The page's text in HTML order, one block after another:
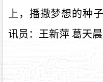
上，播撒梦想的种
讯员：王新萍 葛天晨